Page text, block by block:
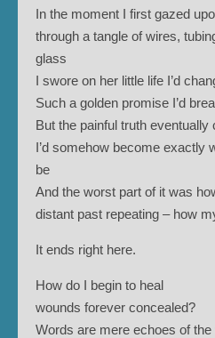
In the moment I first gazed
through a tangle of wires,
glass
I swore on her little life I’d
Such a golden promise I’d
But the painful truth eventually
I’d somehow become exactly
be
And the worst part of it was
distant past repeating – how
It ends right here.
How do I begin to heal
wounds forever concealed?
Words are mere echoes of the